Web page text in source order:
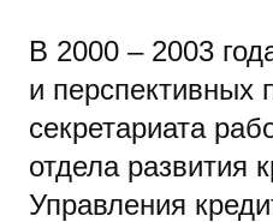
В 2000 – 2003
и перспективных
секретариата
отдела развития
Управления